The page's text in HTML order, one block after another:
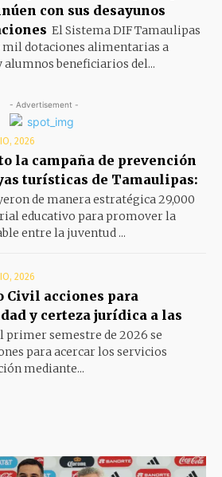
con sus desayunos
El Sistema DIF Tamaulipas
mil dotaciones alimentarias a
beneficiarios del...
- Advertisement -
2026
la campaña de prevención
turísticas de Tamaulipas:
de manera estratégica 29,000
educativo para promover la
entre la juventud ...
2026
Civil acciones para
y certeza jurídica a las
primer semestre de 2026 se
para acercar los servicios
mediante...